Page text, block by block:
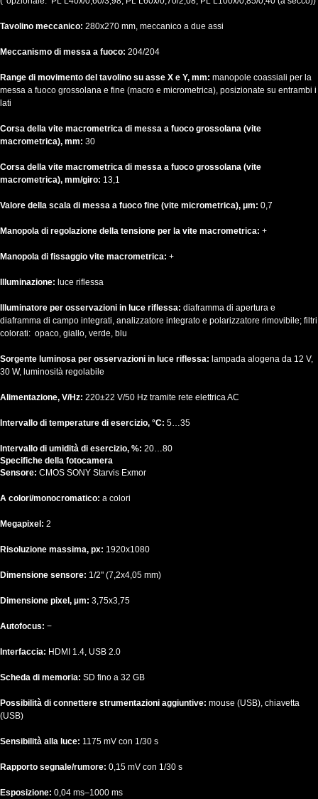
Tavolino meccanico: 280x270 mm, meccanico a due assi
Meccanismo di messa a fuoco: 204/204
Range di movimento del tavolino su asse X e Y, mm: manopole coassiali per la
messa a fuoco grossolana e fine (macro e micrometrica), posizionate su entrambi i
lati
Corsa della vite macrometrica di messa a fuoco grossolana (vite
macrometrica), mm: 30
Corsa della vite macrometrica di messa a fuoco grossolana (vite
macrometrica), mm/giro: 13,1
Valore della scala di messa a fuoco fine (vite micrometrica), μm: 0,7
Manopola di regolazione della tensione per la vite macrometrica: +
Manopola di fissaggio vite macrometrica: +
Illuminazione: luce riflessa
Illuminatore per osservazioni in luce riflessa: diaframma di apertura e
diaframma di campo integrati, analizzatore integrato e polarizzatore rimovibile; filtri
colorati: opaco, giallo, verde, blu
Sorgente luminosa per osservazioni in luce riflessa: lampada alogena da 12 V,
30 W, luminosità regolabile
Alimentazione, V/Hz: 220±22 V/50 Hz tramite rete elettrica AC
Intervallo di temperature di esercizio, °C: 5…35
Intervallo di umidità di esercizio, %: 20…80
Specifiche della fotocamera
Sensore: CMOS SONY Starvis Exmor
A colori/monocromatico: a colori
Megapixel: 2
Risoluzione massima, px: 1920х1080
Dimensione sensore: 1/2" (7,2x4,05 mm)
Dimensione pixel, µm: 3,75x3,75
Autofocus: −
Interfaccia: HDMI 1.4, USB 2.0
Scheda di memoria: SD fino a 32 GB
Possibilità di connettere strumentazioni aggiuntive: mouse (USB), chiavetta
(USB)
Sensibilità alla luce: 1175 mV con 1/30 s
Rapporto segnale/rumore: 0,15 mV con 1/30 s
Esposizione: 0,04 ms–1000 ms